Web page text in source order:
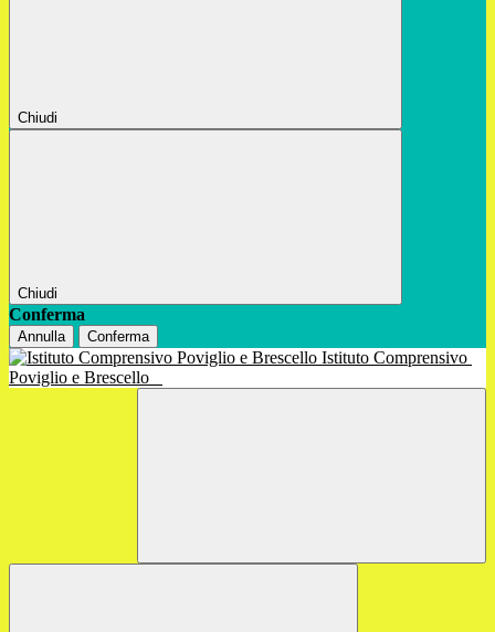
Chiudi
Chiudi
Conferma
Annulla Conferma
Istituto Comprensivo
Poviglio e Brescello